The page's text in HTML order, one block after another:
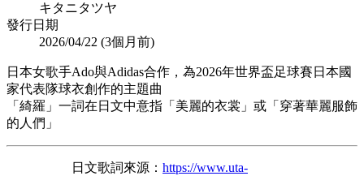
キタニタツヤ
發行日期
2026/04/22 (3個月前)
日本女歌手Ado與Adidas合作，為2026年世界盃足球賽日本國
家代表隊球衣創作的主題曲
「綺羅」一詞在日文中意指「美麗的衣裳」或「穿著華麗服飾
的人們」
日文歌詞來源： https://www.uta-